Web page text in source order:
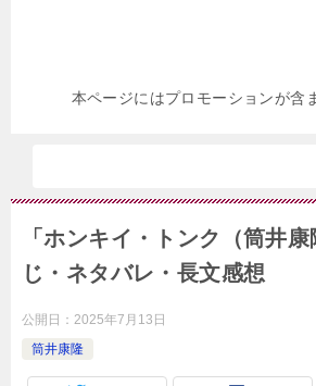
本ページにはプロモーションが含
「ホンキイ・トンク（筒井
じ・ネタバレ・長文感想
公開日： 2025年7月13日
筒井康隆